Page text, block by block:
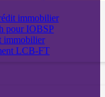
immobilier
pour IOBSP
immobilier
LCB-FT